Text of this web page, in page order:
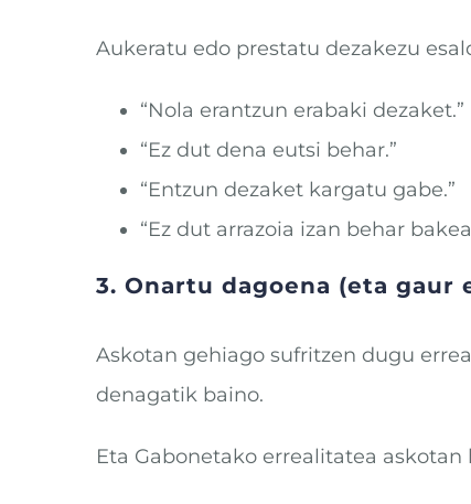
Aukeratu edo prestatu dezakezu
“Nola erantzun erabaki dezaket.”
“Ez dut dena eutsi behar.”
“Entzun dezaket kargatu gabe.”
“Ez dut arrazoia izan behar
3. Onartu dagoena (eta gaur
Askotan gehiago sufritzen dugu
denagatik baino.
Eta Gabonetako errealitatea askotan